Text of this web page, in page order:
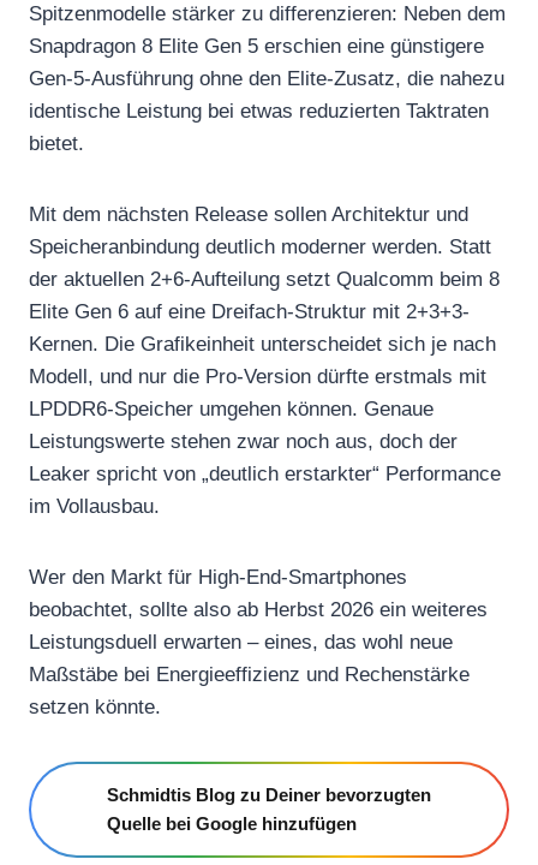
Spitzenmodelle stärker zu differenzieren: Neben dem
Snapdragon 8 Elite Gen 5 erschien eine günstigere
Gen-5-Ausführung ohne den Elite-Zusatz, die nahezu
identische Leistung bei etwas reduzierten Taktraten
bietet.
Mit dem nächsten Release sollen Architektur und
Speicheranbindung deutlich moderner werden. Statt
der aktuellen 2+6-Aufteilung setzt Qualcomm beim 8
Elite Gen 6 auf eine Dreifach-Struktur mit 2+3+3-
Kernen. Die Grafikeinheit unterscheidet sich je nach
Modell, und nur die Pro-Version dürfte erstmals mit
LPDDR6-Speicher umgehen können. Genaue
Leistungswerte stehen zwar noch aus, doch der
Leaker spricht von „deutlich erstarkter“ Performance
im Vollausbau.
Wer den Markt für High-End-Smartphones
beobachtet, sollte also ab Herbst 2026 ein weiteres
Leistungsduell erwarten – eines, das wohl neue
Maßstäbe bei Energieeffizienz und Rechenstärke
setzen könnte.
Schmidtis Blog zu Deiner bevorzugten
Quelle bei Google hinzufügen